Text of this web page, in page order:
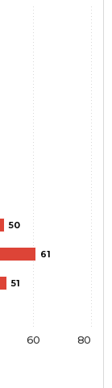
50
61
51
60 80